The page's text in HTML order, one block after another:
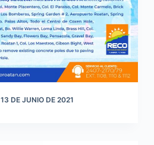
13 DE JUNIO DE 2021